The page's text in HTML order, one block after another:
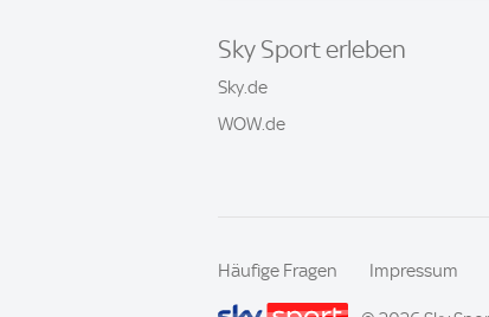
Sky Sport erleben
Sky.de
WOW.de
Häufige Fragen Impressum